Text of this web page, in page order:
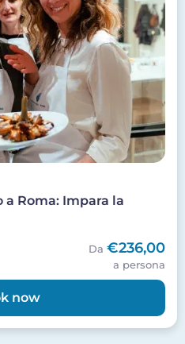
a Roma: Impara la
Da €236,00
a persona
now